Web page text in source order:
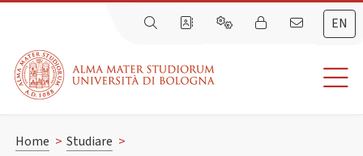
EN
Home > Studiare >